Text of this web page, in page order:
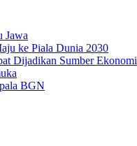
Jawa
ke Piala Dunia 2030
Dijadikan Sumber Ekonomi
BGN